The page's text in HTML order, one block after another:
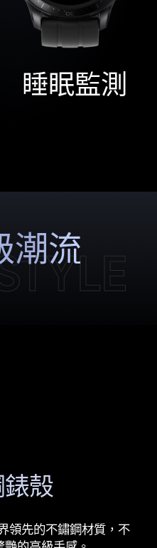
睡眠監測
潮流
殼
領先的不鏽鋼材質，不